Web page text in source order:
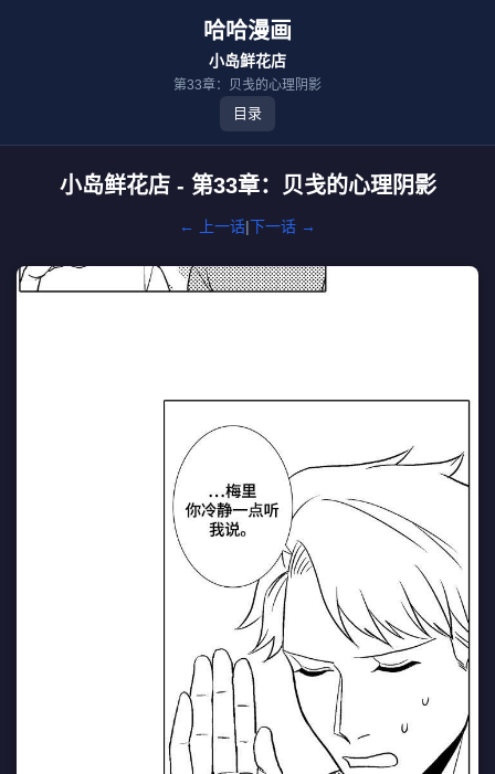
哈哈漫画
小岛鲜花店
第33章：贝戋的心理阴影
目录
小岛鲜花店 - 第33章：贝戋的心理阴影
← 上一话|下一话 →